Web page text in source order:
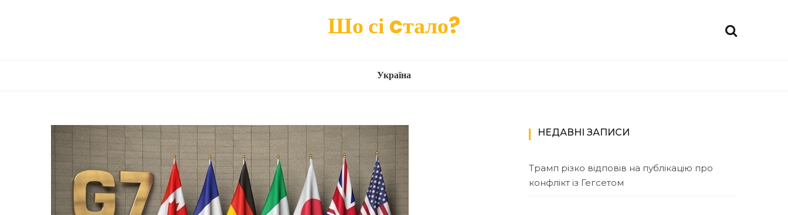
Шо сі cтало?
Україна
НЕДАВНІ ЗАПИСИ
Трамп різко відповів на публікацію про
конфлікт із Гегсетом